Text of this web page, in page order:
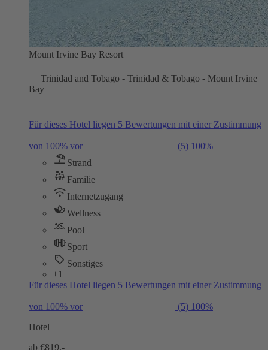
Mount Irvine Bay Resort
Trinidad and Tobago - Trinidad & Tobago - Mount Irvine
Bay
Für dieses Hotel liegen 5 Bewertungen mit einer Zustimmung
von 100% vor (5) 100%
Strand
Familie
Internetzugang
Wellness
Pool
Sport
Sonstiges
+1
Für dieses Hotel liegen 5 Bewertungen mit einer Zustimmung
von 100% vor (5) 100%
Hotel
ab €819,-